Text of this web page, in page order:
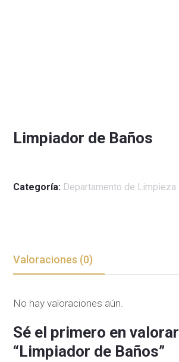
Limpiador de Baños
Categoría: Departamento de Limpieza
Valoraciones (0)
No hay valoraciones aún.
Sé el primero en valorar
“Limpiador de Baños”